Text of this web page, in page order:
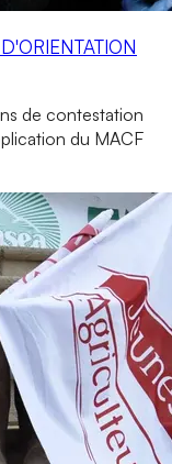
de contestation
du MACF